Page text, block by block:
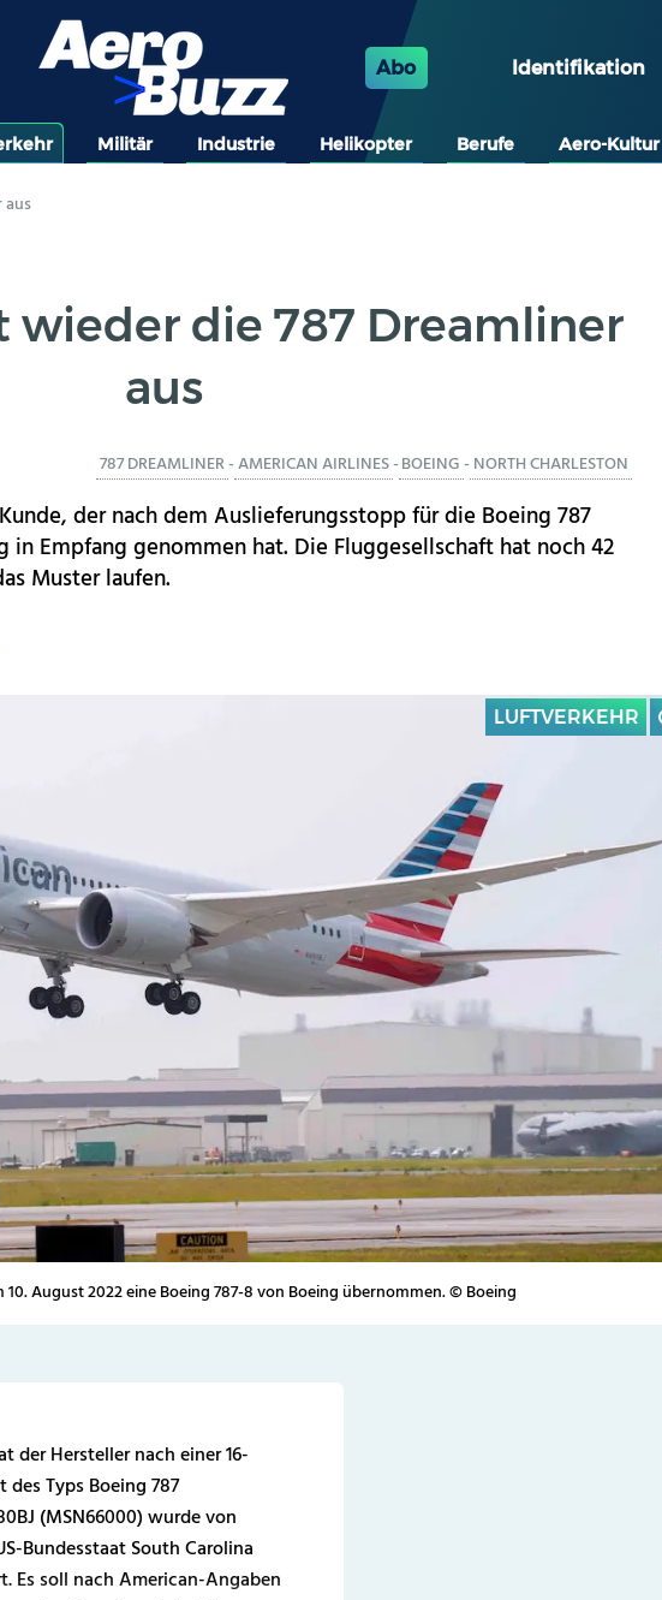
Abo Identifikation
Militär Industrie Helikopter Berufe Aero-Kultur
aus
wieder die 787 Dreamliner
aus
787 DREAMLINER-AMERICAN AIRLINES-BOEING- NORTH CHARLESTON
der nach dem Auslieferungsstopp für die Boeing 787
in Empfang genommen hat. Die Fluggesellschaft hat noch 42
Muster laufen.
LUFTVERKEHR
August 2022 eine Boeing 787-8 von Boeing übernommen. © Boeing
der Hersteller nach einer 16-
Typs Boeing 787
(MSN66000) wurde von
Bundesstaat South Carolina
soll nach American-Angaben